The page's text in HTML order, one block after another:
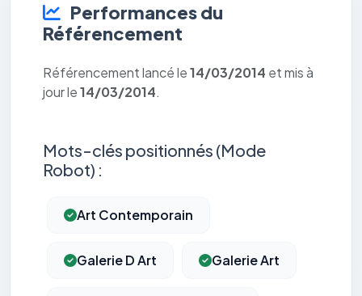
Performances du
Référencement
Référencement lancé le14/03/2014 et mis à
jour le14/03/2014.
Mots-clés positionnés (Mode
Robot) :
Art Contemporain
Galerie D Art Galerie Art